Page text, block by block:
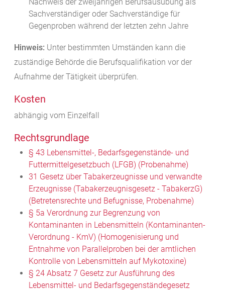
Nachweis der zweijährigen Berufsausübung als
Sachverständiger oder Sachverständige für
Gegenproben während der letzten zehn Jahre
Hinweis: Unter bestimmten Umständen kann die
zuständige Behörde die Berufsqualifikation vor der
Aufnahme der Tätigkeit überprüfen.
Kosten
abhängig vom Einzelfall
Rechtsgrundlage
§ 43 Lebensmittel-, Bedarfsgegenstände- und
Futtermittelgesetzbuch (LFGB) (Probenahme)
31 Gesetz über Tabakerzeugnisse und verwandte
Erzeugnisse (Tabakerzeugnisgesetz - TabakerzG)
(Betretensrechte und Befugnisse, Probenahme)
§ 5a Verordnung zur Begrenzung von
Kontaminanten in Lebensmitteln (Kontaminanten-
Verordnung - KmV) (Homogenisierung und
Entnahme von Parallelproben bei der amtlichen
Kontrolle von Lebensmitteln auf Mykotoxine)
§ 24 Absatz 7 Gesetz zur Ausführung des
Lebensmittel- und Bedarfsgegenständegesetz